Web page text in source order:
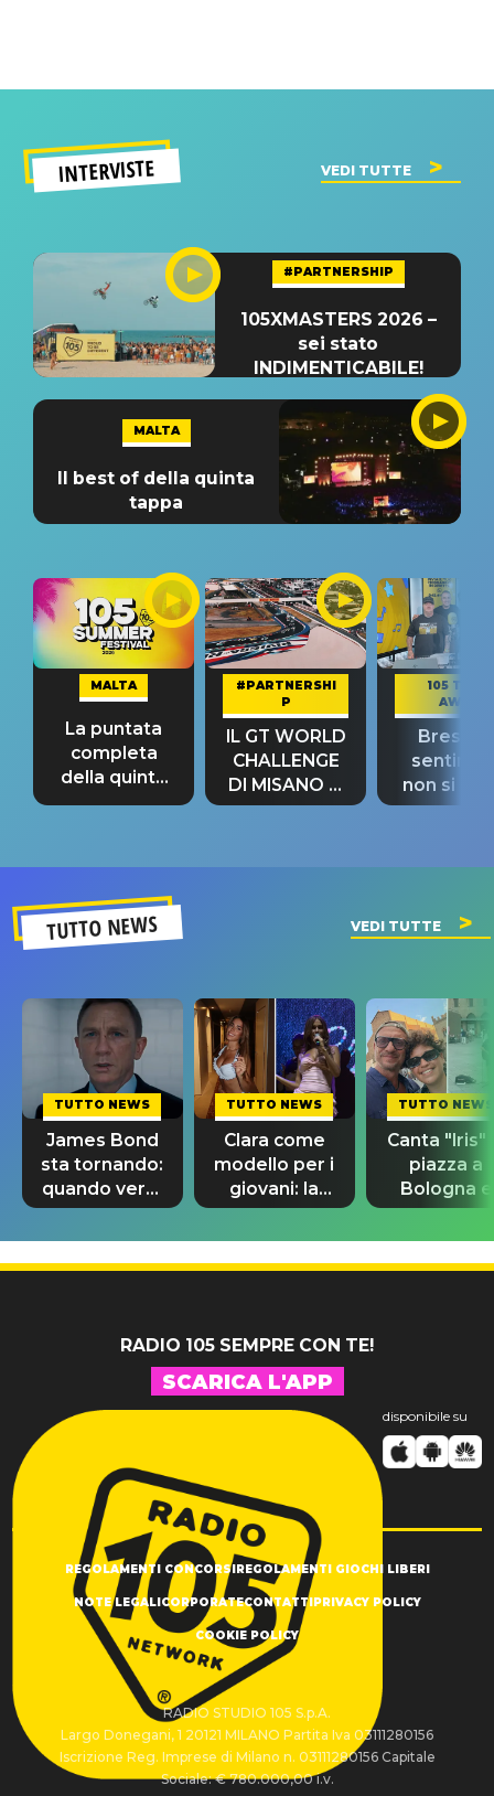
INTERVISTE VEDI TUTTE
#PARTNERSHIP
105XMASTERS 2026 –
sei stato
INDIMENTICABILE!
MALTA
Il best of della quinta
tappa
MALTA
La puntata
completa
della quinta
tappa
#PARTNERSHI
P
IL GT WORLD
CHALLENGE
DI MISANO si
riconferma
105 TAKE
AWAY
Bresh:
non si
fino alla
TUTTO NEWS VEDI TUTTE
TUTTO NEWS
James Bond
sta tornando:
quando verrà
svelato il
nuovo 007
TUTTO NEWS
Clara come
modello per i
giovani: la
dedica
dell'ex
professore
TUTTO NEWS
Canta "Iris"
piazza a
Bologna e
spunta
Antonacci
RADIO 105 SEMPRE CON TE!
SCARICA L'APP
disponibile su
REGOLAMENTI CONCORSIREGOLAMENTI GIOCHI LIBERI
NOTE LEGALICORPORATECONTATTIPRIVACY POLICY
COOKIE POLICY
RADIO STUDIO 105 S.p.A.
Largo Donegani, 1 20121 MILANO Partita Iva 03111280156
Iscrizione Reg. Imprese di Milano n. 03111280156 Capitale
Sociale: € 780.000,00 i.v.